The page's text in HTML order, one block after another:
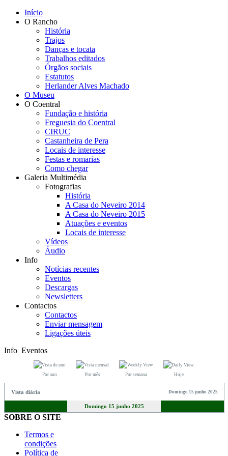
Início
O Rancho
História
Trajos
Danças e tocata
Trabalhos editados
Órgãos sociais
Estatutos
Herlander Alves Machado
O Museu
O Coentral
Fundação e história
Freguesia do Coentral
CIRUC
Castanheira de Pera
Locais de interesse
Festas e romarias
Como chegar
Galeria Multimédia
Fotografias
História
A Casa do Neveiro 2014
A Casa do Neveiro 2015
Atuações e eventos
Locais de interesse
Vídeos
Áudio
Info
Notícias recentes
Eventos
Descargas
Newsletters
Contactos
Contactos
Enviar mensagem
Ligações úteis
Info Eventos
Por ano Por mês Por semana Hoje
Vista diária Domingo 15 junho 2025
Domingo 15 junho 2025
SOBRE O SITE
Termos e
condições
Política de